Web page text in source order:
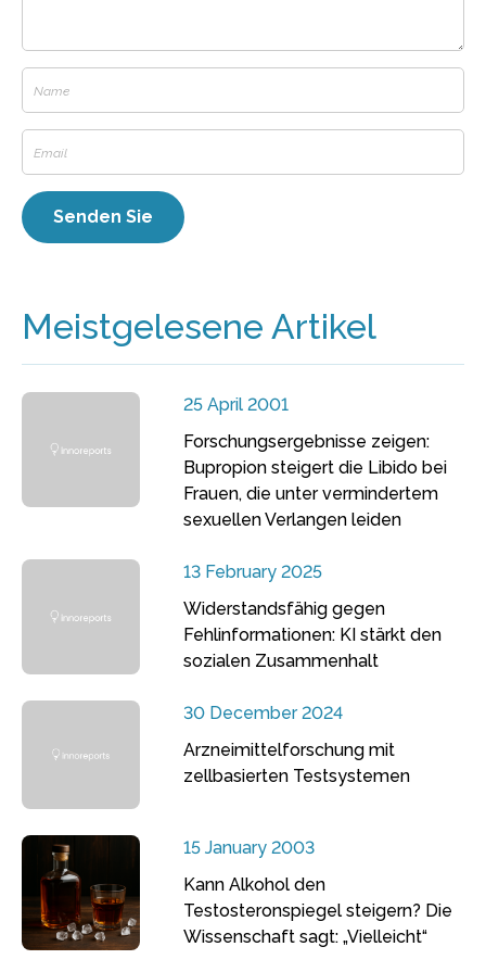
Meistgelesene Artikel
25 April 2001
Forschungsergebnisse zeigen:
Bupropion steigert die Libido bei
Frauen, die unter vermindertem
sexuellen Verlangen leiden
13 February 2025
Widerstandsfähig gegen
Fehlinformationen: KI stärkt den
sozialen Zusammenhalt
30 December 2024
Arzneimittelforschung mit
zellbasierten Testsystemen
15 January 2003
Kann Alkohol den
Testosteronspiegel steigern? Die
Wissenschaft sagt: „Vielleicht“